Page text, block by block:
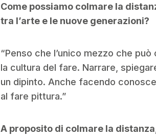
Come possiamo colmare la
tra l’arte e le nuove generazioni?
“Penso che l’unico mezzo che
la cultura del fare. Narrare,
un dipinto. Anche facendo
al fare pittura.”
A proposito di colmare la